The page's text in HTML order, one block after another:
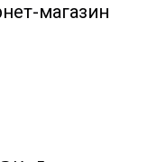
магазин